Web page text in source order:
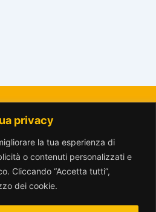
privacy
la tua esperienza di
o contenuti personalizzati e
Cliccando “Accetta tutti”,
dei cookie.
del Parco Trotter o.n.l.u.s.